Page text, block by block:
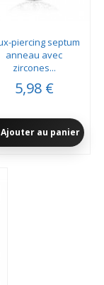
piercing septum
anneau avec
zircones...
5,98 €
Ajouter au panier